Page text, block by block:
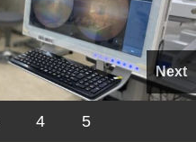
Next
4 5